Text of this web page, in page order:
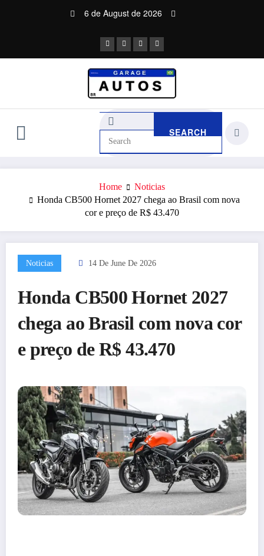
6 de August de 2026
Home
Noticias
Honda CB500 Hornet 2027 chega ao Brasil com nova
cor e preço de R$ 43.470
Noticias 14 De June De 2026
Honda CB500 Hornet 2027
chega ao Brasil com nova cor
e preço de R$ 43.470